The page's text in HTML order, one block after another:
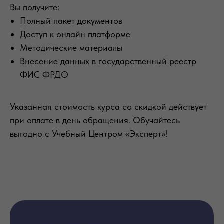
Вы получите:
Полный пакет документов
Доступ к онлайн платформе
Методические материалы
Внесение данных в государственный реестр
ФИС ФРДО
Указанная стоимость курса со скидкой действует
при оплате в день обращения. Обучайтесь
выгодно с Учебный Центром «Эксперт»!